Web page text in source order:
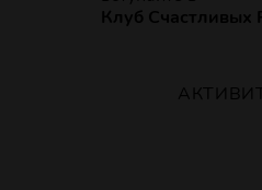
Клуб Счастливых